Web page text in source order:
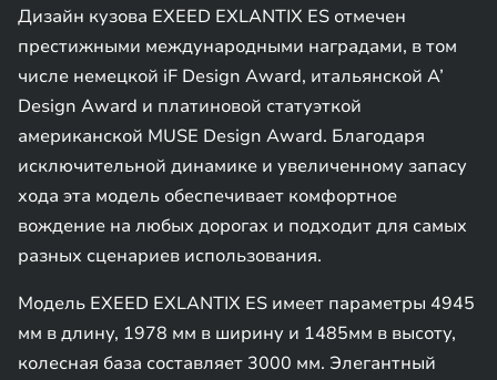
Дизайн кузова EXEED EXLANTIX ES отмечен
престижными международными наградами, в том
числе немецкой iF Design Award, итальянской A’
Design Award и платиновой статуэткой
американской MUSE Design Award. Благодаря
исключительной динамике и увеличенному запасу
хода эта модель обеспечивает комфортное
вождение на любых дорогах и подходит для самых
разных сценариев использования.
Модель EXEED EXLANTIX ES имеет параметры 4945
мм в длину, 1978 мм в ширину и 1485мм в высоту,
колесная база составляет 3000 мм. Элегантный